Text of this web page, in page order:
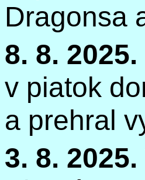
Dragonsa
8. 8. 2025.
v piatok
a prehral
3. 8. 2025.